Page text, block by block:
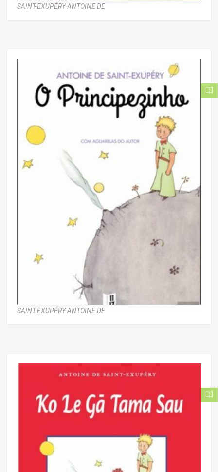
SAINT-EXUPÉRY ANTOINE DE
SAINT-EXUPÉRY ANTOINE DE